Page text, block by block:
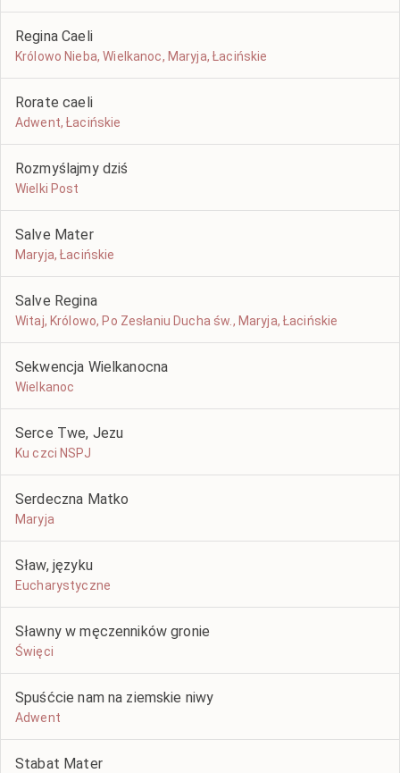
Regina Caeli
Królowo Nieba, Wielkanoc, Maryja, Łacińskie
Rorate caeli
Adwent, Łacińskie
Rozmyślajmy dziś
Wielki Post
Salve Mater
Maryja, Łacińskie
Salve Regina
Witaj, Królowo, Po Zesłaniu Ducha św., Maryja, Łacińskie
Sekwencja Wielkanocna
Wielkanoc
Serce Twe, Jezu
Ku czci NSPJ
Serdeczna Matko
Maryja
Sław, języku
Eucharystyczne
Sławny w męczenników gronie
Święci
Spuśćcie nam na ziemskie niwy
Adwent
Stabat Mater